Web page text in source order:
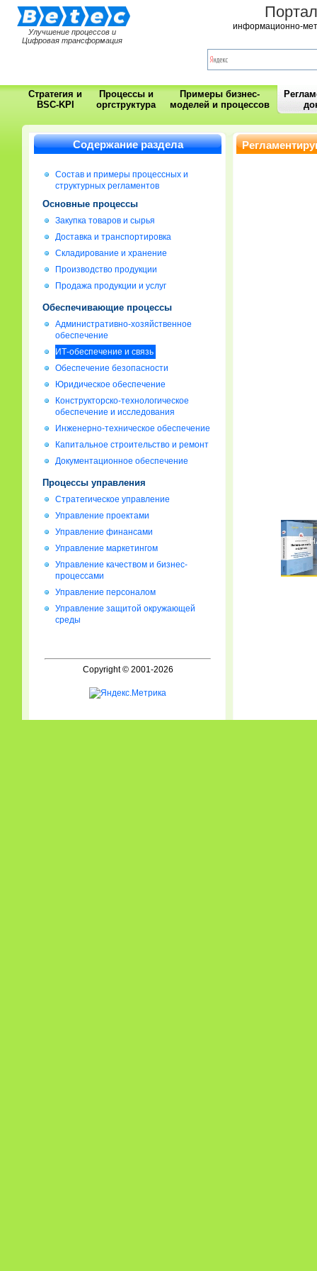
Улучшение процессов и
Цифровая трансформация
информационно-
Стратегия и
BSC-KPI
Процессы и
оргструктура
Примеры бизнес-
моделей и процессов
Содержание раздела
Состав и примеры процессных и
структурных регламентов
Основные процессы
Закупка товаров и сырья
Доставка и транспортировка
Складирование и хранение
Производство продукции
Продажа продукции и услуг
Обеспечивающие процессы
Административно-хозяйственное
обеспечение
ИТ-обеспечение и связь
Обеспечение безопасности
Юридическое обеспечение
Конструкторско-технологическое
обеспечение и исследования
Инженерно-техническое обеспечение
Капитальное строительство и ремонт
Документационное обеспечение
Процессы управления
Стратегическое управление
Управление проектами
Управление финансами
Управление маркетингом
Управление качеством и бизнес-
процессами
Управление персоналом
Управление защитой окружающей
среды
Copyright © 2001-2026